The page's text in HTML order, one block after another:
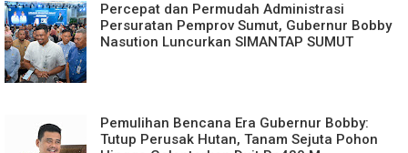
Percepat dan Permudah Administrasi
Persuratan Pemprov Sumut, Gubernur Bobby
Nasution Luncurkan SIMANTAP SUMUT
Pemulihan Bencana Era Gubernur Bobby:
Tutup Perusak Hutan, Tanam Sejuta Pohon